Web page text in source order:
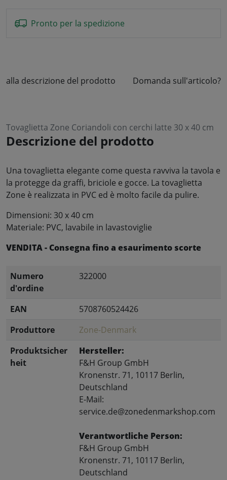
Pronto per la spedizione
alla descrizione del prodotto Domanda sull'articolo?
Tovaglietta Zone Coriandoli con cerchi latte 30 x 40 cm
Descrizione del prodotto
Una tovaglietta elegante come questa ravviva la tavola e
la protegge da graffi, briciole e gocce. La tovaglietta
Zone è realizzata in PVC ed è molto facile da pulire.
Dimensioni: 30 x 40 cm
Materiale: PVC, lavabile in lavastoviglie
VENDITA - Consegna fino a esaurimento scorte
Numero
d'ordine
322000
EAN
5708760524426
Produttore
Zone-Denmark
Produktsicher
heit
Hersteller:
F&H Group GmbH
Kronenstr. 71, 10117 Berlin,
Deutschland
E-Mail:
service.de@zonedenmarkshop.com
Verantwortliche Person:
F&H Group GmbH
Kronenstr. 71, 10117 Berlin,
Deutschland